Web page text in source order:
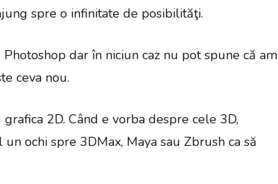
spre o infinitate de posibilităţi.
dar în niciun caz nu pot spune că am
ceva nou.
2D. Când e vorba despre cele 3D,
ochi spre 3DMax, Maya sau Zbrush ca să